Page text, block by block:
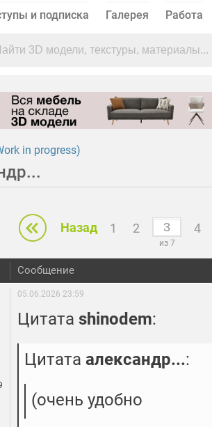
и подписка Галерея Работа
in progress)
Назад 1 2
из 7
4
Сообщение
05.06.2026 23:59
Цитата shinodem:
Цитата александр...:
(очень удобно